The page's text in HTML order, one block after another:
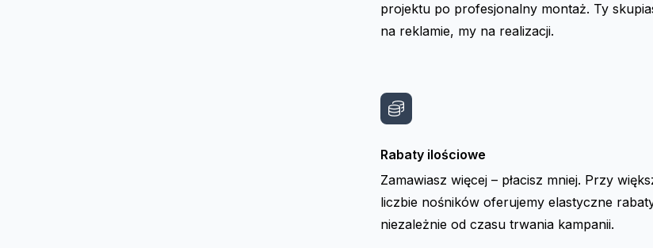
projektu po profesjonalny montaż. Ty
na reklamie, my na realizacji.
Rabaty ilościowe
Zamawiasz więcej – płacisz mniej. Przy
liczbie nośników oferujemy elastyczne
niezależnie od czasu trwania kampanii.